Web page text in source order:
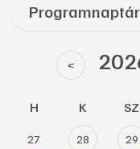
Programnaptár
<
H K SZ
27 28 29